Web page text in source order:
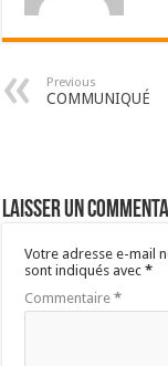
Previous
COMMUNIQUÉ
Laisser un
Votre adresse e-mail
sont indiqués avec*
Commentaire*